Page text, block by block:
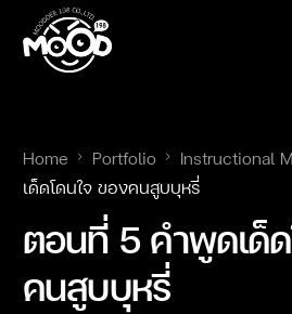
Home Portfolio Instructional
เด็ดโดนใจ ของคนสูบบุหรี่
ตอนที่ 5 คำพูดเด็ด
คนสูบบุหรี่